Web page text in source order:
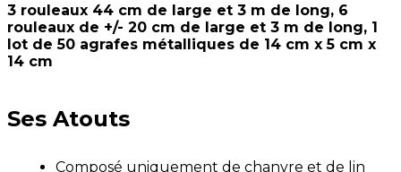
3 rouleaux 44 cm de large et 3 m de long, 6
rouleaux de +/- 20 cm de large et 3 m de long, 1
lot de 50 agrafes métalliques de 14 cm x 5 cm x
14 cm
Ses Atouts
Composé uniquement de chanvre et de lin